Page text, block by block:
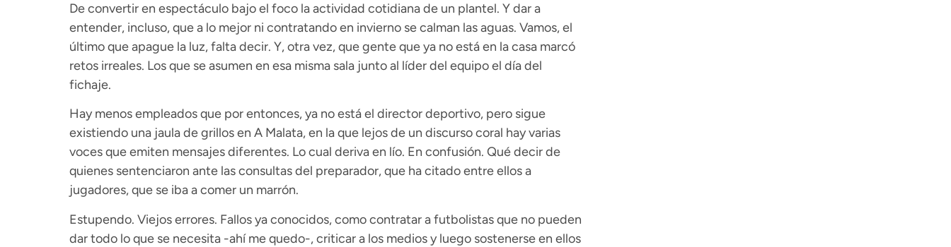
De convertir en espectáculo bajo el foco la actividad cotidiana de un plantel. Y dar a
entender, incluso, que a lo mejor ni contratando en invierno se calman las aguas. Vamos, el
último que apague la luz, falta decir. Y, otra vez, que gente que ya no está en la casa marcó
retos irreales. Los que se asumen en esa misma sala junto al líder del equipo el día del
fichaje.
Hay menos empleados que por entonces, ya no está el director deportivo, pero sigue
existiendo una jaula de grillos en A Malata, en la que lejos de un discurso coral hay varias
voces que emiten mensajes diferentes. Lo cual deriva en lío. En confusión. Qué decir de
quienes sentenciaron ante las consultas del preparador, que ha citado entre ellos a
jugadores, que se iba a comer un marrón.
Estupendo. Viejos errores. Fallos ya conocidos, como contratar a futbolistas que no pueden
dar todo lo que se necesita -ahí me quedo-, criticar a los medios y luego sostenerse en ellos